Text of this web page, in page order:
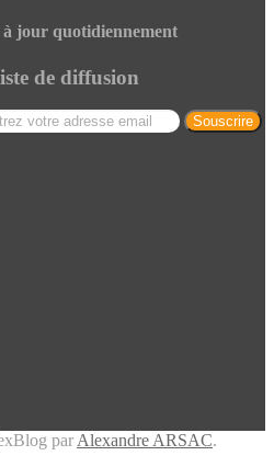
à jour quotidiennement
de diffusion
par Alexandre ARSAC.